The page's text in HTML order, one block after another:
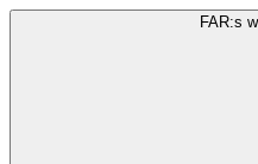
FAR:s